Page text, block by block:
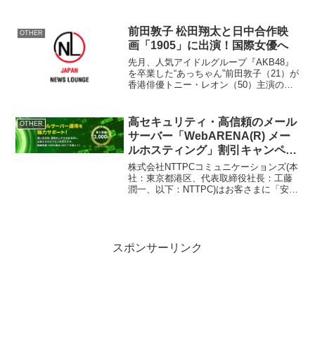
ションウィーク」のブランドはほぼ全て
が日本未...
OTHER
前田敦子 松田翔太と日中合作映
画「1905」に出演！国際女優へ
先月、人気アイドルグループ『AKB48』
を卒業した“あっちゃん”前田敦子（21）が
香港俳優トニー・レオン（50）主演の日
にとって初の日本映画となる本作は、
1905...
OTHER
高セキュリティ・高信頼のメール
サーバー「WebARENA(R) メー
ルホスティング」割引キャンペー
ン実施
株式会社NTTPCコミュニケーションズ(本
社：東京都港区、代表取締役社長：工藤
潤一、以下：NTTPC)はお客さまに「安
スポンサーリンク